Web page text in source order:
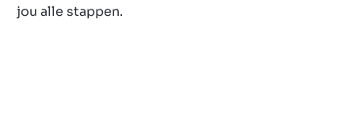
jou alle stappen.